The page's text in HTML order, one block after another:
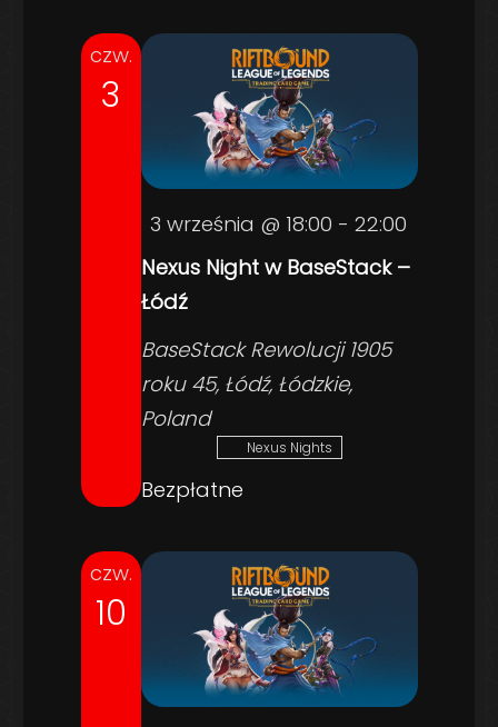
czw.
3
Nexus Night w BaseStack –
Łódź
3 września @ 18:00 - 22:00
BaseStackRewolucji 1905
roku 45, Łódź, Łódzkie,
Poland
Nexus Nights
Bezpłatne
czw.
10